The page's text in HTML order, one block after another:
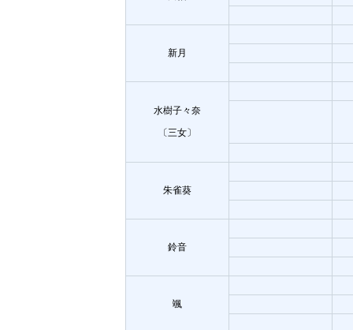
新月
水樹子々奈
〔三女〕
朱雀葵
鈴音
颯